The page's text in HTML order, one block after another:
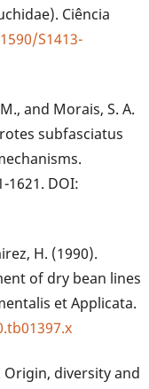
Ciência
S1413-
and Morais, S. A.
subfasciatus
1621. DOI:
H. (1990).
of dry bean lines
et Applicata.
Origin, diversity and